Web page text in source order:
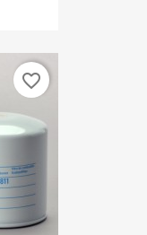
favorite_border